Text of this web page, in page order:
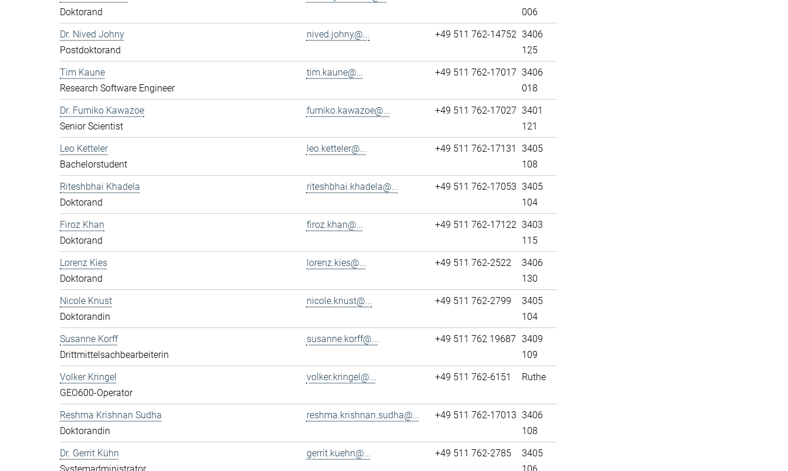
Doktorand
006
Dr. Nived Johny
Postdoktorand
nived.johny@... +49 511 762-14752 3406
125
Tim Kaune
Research Software Engineer
tim.kaune@... +49 511 762-17017 3406
018
Dr. Fumiko Kawazoe
Senior Scientist
fumiko.kawazoe@... +49 511 762-17027 3401
121
Leo Ketteler
Bachelorstudent
leo.ketteler@... +49 511 762-17131
3405
108
Riteshbhai Khadela
Doktorand
riteshbhai.khadela@... +49 511 762-17053 3405
104
Firoz Khan
Doktorand
firoz.khan@... +49 511 762-17122 3403
115
Lorenz Kies
Doktorand
lorenz.kies@... +49 511 762-2522
3406
130
Nicole Knust
Doktorandin
nicole.knust@... +49 511 762-2799
3405
104
Susanne Korff
Drittmittelsachbearbeiterin
susanne.korff@... +49 511 762 19687 3409
109
Volker Kringel
GEO600-Operator
volker.kringel@... +49 511 762-6151 Ruthe
Reshma Krishnan Sudha
Doktorandin
reshma.krishnan.sudha@... +49 511 762-17013 3406
108
Dr. Gerrit Kühn
gerrit.kuehn@... +49 511 762-2785
3405